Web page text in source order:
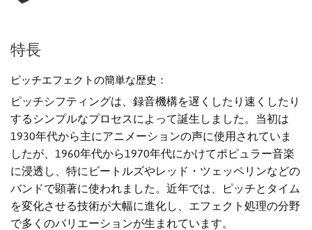
特長
ピッチエフェクトの簡単な歴史：
ピッチシフティングは、録音機構を遅くしたり速くしたり
するシンプルなプロセスによって誕生しました。当初は
1930年代から主にアニメーションの声に使用されていま
したが、1960年代から1970年代にかけてポピュラー音楽
に浸透し、特にビートルズやレッド・ツェッペリンなどの
バンドで顕著に使われました。近年では、ピッチとタイム
を変化させる技術が大幅に進化し、エフェクト処理の分野
で多くのバリエーションが生まれています。